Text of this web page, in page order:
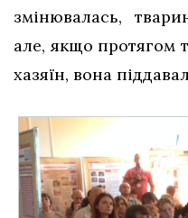
змінювалась,
але, якщо протягом
хазяїн, вона